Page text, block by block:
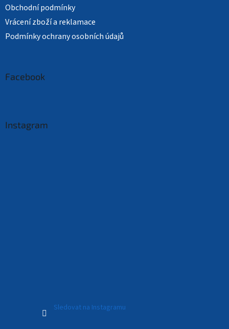
Obchodní podmínky
Vrácení zboží a reklamace
Podmínky ochrany osobních údajů
Facebook
Instagram
Sledovat na Instagramu